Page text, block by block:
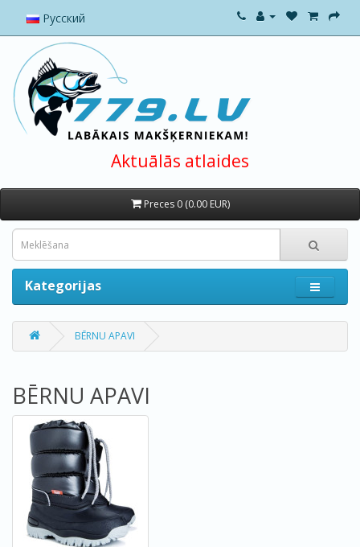
Русский
Aktuālās atlaides
Preces 0 (0.00 EUR)
Kategorijas
BĒRNU APAVI
BĒRNU APAVI